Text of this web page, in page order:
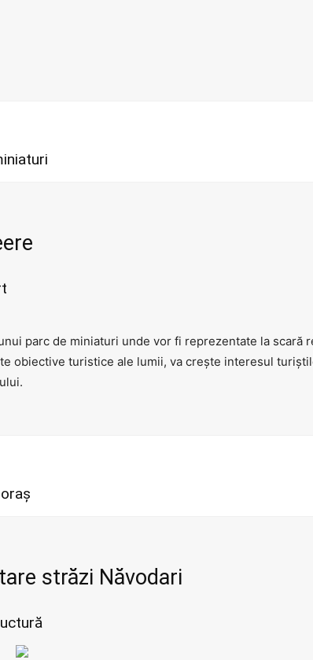
parc de miniaturi unde vor fi reprezentate la scară
obiective turistice ale lumii, va crește interesul
străzi Năvodari